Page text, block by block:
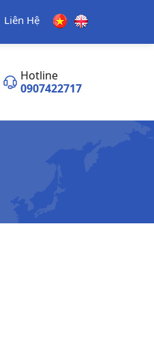
Liên Hệ
Hotline
0907422717